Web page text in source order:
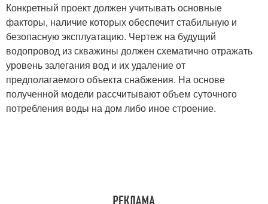
Конкретный проект должен учитывать основные
факторы, наличие которых обеспечит стабильную и
безопасную эксплуатацию. Чертеж на будущий
водопровод из скважины должен схематично отражать
уровень залегания вод и их удаление от
предполагаемого объекта снабжения. На основе
полученной модели рассчитывают объем суточного
потребления воды на дом либо иное строение.